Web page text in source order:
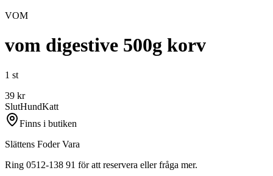
VOM
vom digestive 500g korv
1 st
39 kr
SlutHundKatt
Finns i butiken
Slättens Foder Vara
Ring 0512-138 91 för att reservera eller fråga mer.